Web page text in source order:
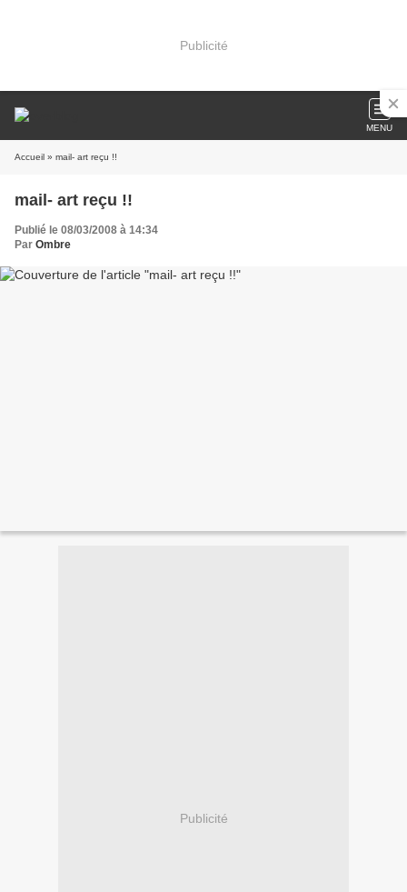
Publicité
MENU
Accueil » mail- art reçu !!
mail- art reçu !!
Publié le 08/03/2008 à 14:34
Par Ombre
Publicité